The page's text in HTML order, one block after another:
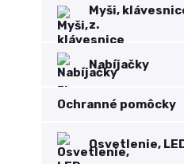
Myši,
z.
Nabíjačky
Ochranné pomôcky
Osvetlenie,